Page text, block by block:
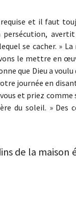
et il faut
se cacher. »
le mettre en
que Dieu a voulu
journée en disant
et priez
du soleil. » Des
de la maison